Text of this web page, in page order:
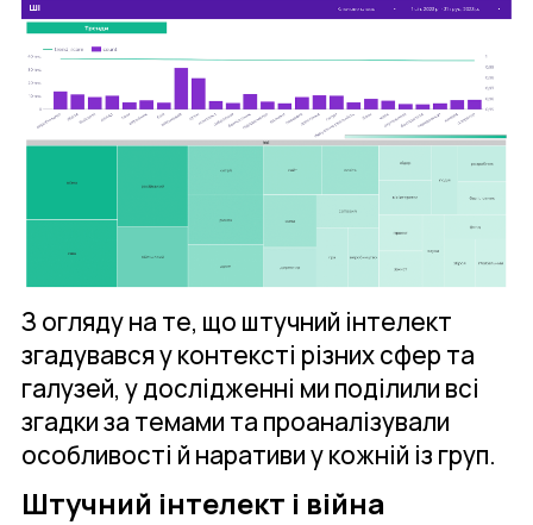
З огляду на те, що штучний інтелект
згадувався у контексті різних сфер та
галузей, у дослідженні ми поділили всі
згадки за темами та проаналізували
особливості й наративи у кожній із груп.
Штучний інтелект і війна